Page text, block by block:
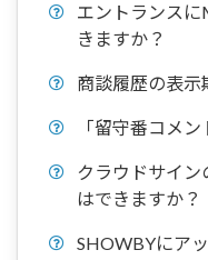
エントランス
きますか？
商談履歴の表示
「留守番コメ
クラウドサイン
はできますか？
SHOWBYにア